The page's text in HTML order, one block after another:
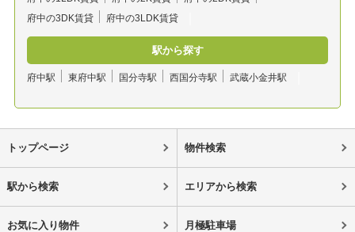
府中の3DK賃貸
府中の3LDK賃貸
駅から探す
府中駅 東府中駅 国分寺駅 西国分寺駅 武蔵小金井駅
トップページ 物件検索
駅から検索 エリアから検索
お気に入り物件 月極駐車場